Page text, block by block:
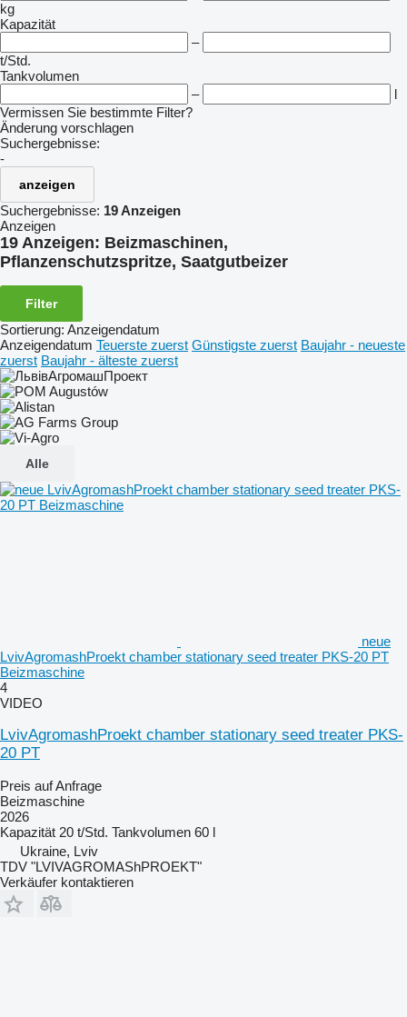
kg
Kapazität
–
t/Std.
Tankvolumen
–
l
Vermissen Sie bestimmte Filter?
Änderung vorschlagen
Suchergebnisse:
-
anzeigen
Suchergebnisse: 19 Anzeigen
Anzeigen
19 Anzeigen: Beizmaschinen,
Pflanzenschutzspritze, Saatgutbeizer
Filter
Sortierung: Anzeigendatum
Anzeigendatum Teuerste zuerst Günstigste zuerst Baujahr - neueste
zuerst Baujahr - älteste zuerst
Alle
neue
LvivAgromashProekt chamber stationary seed treater PKS-20 PT
Beizmaschine
4
VIDEO
LvivAgromashProekt chamber stationary seed treater PKS-
20 PT
Preis auf Anfrage
Beizmaschine
2026
Kapazität 20 t/Std. Tankvolumen 60 l
Ukraine, Lviv
TDV "LVIVAGROMAShPROEKT"
Verkäufer kontaktieren